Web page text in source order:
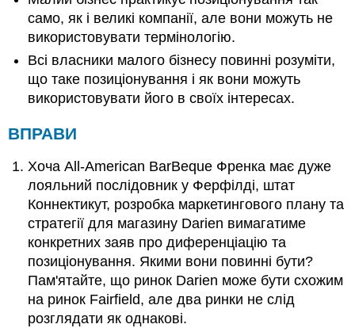
само, як і великі компанії, але вони можуть не
використовувати термінологію.
Всі власники малого бізнесу повинні розуміти,
що таке позиціонування і як вони можуть
використовувати його в своїх інтересах.
ВПРАВИ
Хоча All-American BarBeque Френка має дуже
лояльний послідовник у Ферфілді, штат
Коннектикут, розробка маркетингового плану та
стратегії для магазину Darien вимагатиме
конкретних заяв про диференціацію та
позиціонування. Якими вони повинні бути?
Пам'ятайте, що ринок Darien може бути схожим
на ринок Fairfield, але два ринки не слід
розглядати як однакові.